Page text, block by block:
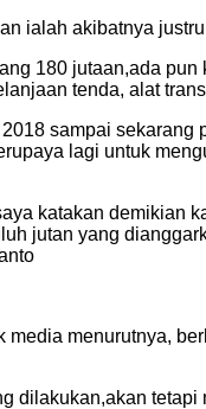
ialah akibatnya
180 jutaan,ada
tenda, alat
sampai
lagi untuk
katakan
jutan yang
menurutnya,
dilakukan,akan